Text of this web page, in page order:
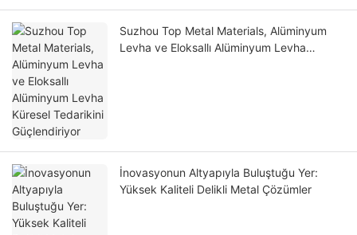
Suzhou Top Metal Materials, Alüminyum
Levha ve Eloksallı Alüminyum Levha
İnovasyonun Altyapıyla Buluştuğu Yer:
Yüksek Kaliteli Delikli Metal Çözümler